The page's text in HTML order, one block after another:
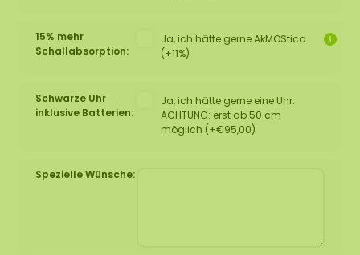
15% mehr
Schallabsorption:
Ja, ich hätte gerne AkMOStico
(+11%)
Schwarze Uhr
inklusive Batterien:
Ja, ich hätte gerne eine Uhr.
ACHTUNG: erst ab 50 cm
möglich (+€95,00)
Spezielle Wünsche: